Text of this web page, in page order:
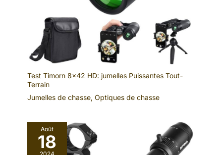
Test Timorn 8×42 HD: jumelles Puissantes Tout-
Terrain
Jumelles de chasse, Optiques de chasse
Août
18